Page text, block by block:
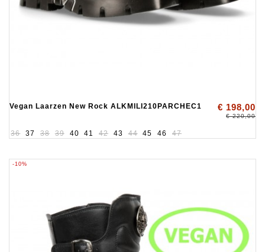
Vegan Laarzen New Rock ALKMILI210PARCHEC1 € 198,00
€ 220,00
36 37 38 39 40 41 42 43 44 45 46 47
-10%